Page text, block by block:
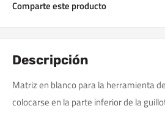
Comparte este producto
Descripción
Matriz en blanco para la herramienta
colocarse en la parte inferior de la